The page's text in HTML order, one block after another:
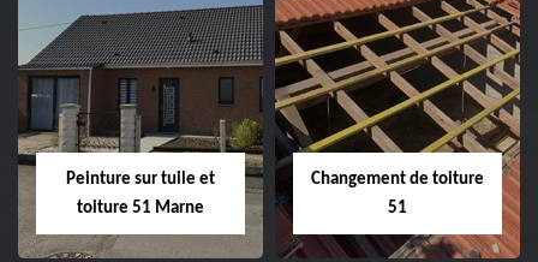
Peintre et peinture
de façade 51
Hydrofuge toiture
51
Peinture sur tuile et
toiture 51 Marne
Changement de toiture
51